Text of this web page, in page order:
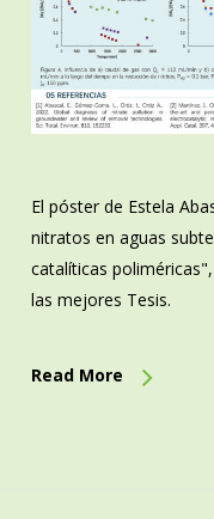
El póster de Estela
nitratos en aguas
catalíticas
las mejores Tesis.
Read More